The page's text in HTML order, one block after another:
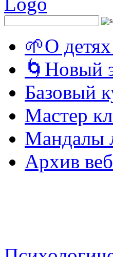
🌱О
🌀Новый
Базовый
Мастер
Мандалы
Архив